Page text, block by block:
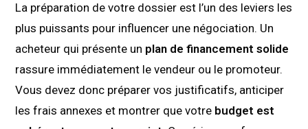
La préparation de votre dossier est l’un des leviers les
plus puissants pour influencer une négociation. Un
acheteur qui présente un plan de financement solide
rassure immédiatement le vendeur ou le promoteur.
Vous devez donc préparer vos justificatifs, anticiper
les frais annexes et montrer que votre budget est